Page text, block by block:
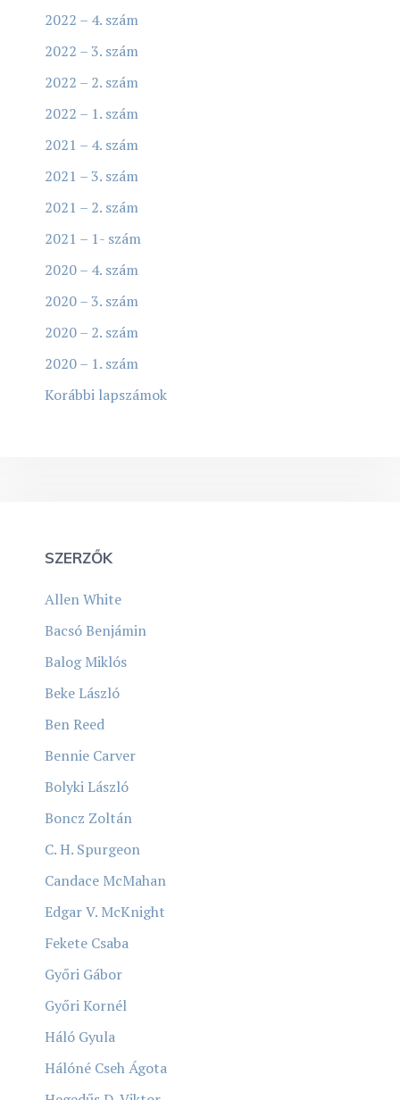
2022 – 4. szám
2022 – 3. szám
2022 – 2. szám
2022 – 1. szám
2021 – 4. szám
2021 – 3. szám
2021 – 2. szám
2021 – 1- szám
2020 – 4. szám
2020 – 3. szám
2020 – 2. szám
2020 – 1. szám
Korábbi lapszámok
SZERZŐK
Allen White
Bacsó Benjámin
Balog Miklós
Beke László
Ben Reed
Bennie Carver
Bolyki László
Boncz Zoltán
C. H. Spurgeon
Candace McMahan
Edgar V. McKnight
Fekete Csaba
Győri Gábor
Győri Kornél
Háló Gyula
Hálóné Cseh Ágota